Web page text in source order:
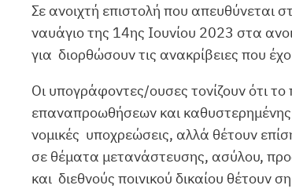
Σε ανοιχτή επιστολή που απευθύνεται
ναυάγιο της 14ης Ιουνίου 2023 στα
για διορθώσουν τις ανακρίβειες που
Οι υπογράφοντες/ουσες τονίζουν ότι
επαναπροωθήσεων και καθυστερημένης
νομικές υποχρεώσεις, αλλά θέτουν
σε θέματα μετανάστευσης, ασύλου,
και διεθνούς ποινικού δικαίου θέτουν